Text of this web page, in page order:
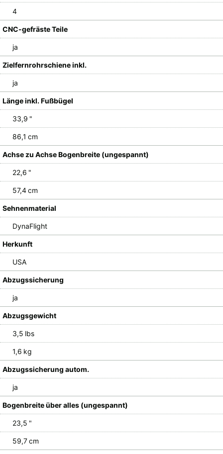
4
CNC-gefräste Teile
ja
Zielfernrohrschiene inkl.
ja
Länge inkl. Fußbügel
33,9 "
86,1 cm
Achse zu Achse Bogenbreite (ungespannt)
22,6 "
57,4 cm
Sehnenmaterial
DynaFlight
Herkunft
USA
Abzugssicherung
ja
Abzugsgewicht
3,5 lbs
1,6 kg
Abzugssicherung autom.
ja
Bogenbreite über alles (ungespannt)
23,5 "
59,7 cm